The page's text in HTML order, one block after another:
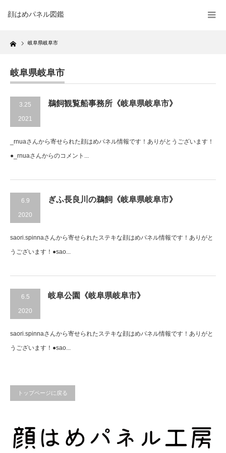
顔はめパネル図鑑
Home 岐阜県岐阜市
岐阜県岐阜市
3.25
2021
鵜飼観覧船事務所《岐阜県岐阜市》
_rnuaさんから寄せられた顔はめパネル情報です！ありがとうございます！
●_rnuaさんからのコメント...
6.9
2020
ぎふ長良川の鵜飼《岐阜県岐阜市》
saori.spinnaさんから寄せられたステキな顔はめパネル情報です！ありがと
うございます！●sao...
6.5
2020
岐阜公園《岐阜県岐阜市》
saori.spinnaさんから寄せられたステキな顔はめパネル情報です！ありがと
うございます！●sao...
トップページに戻る